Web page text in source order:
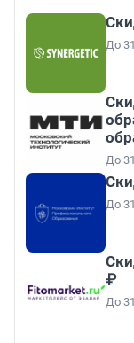
До
До
До
₽
До